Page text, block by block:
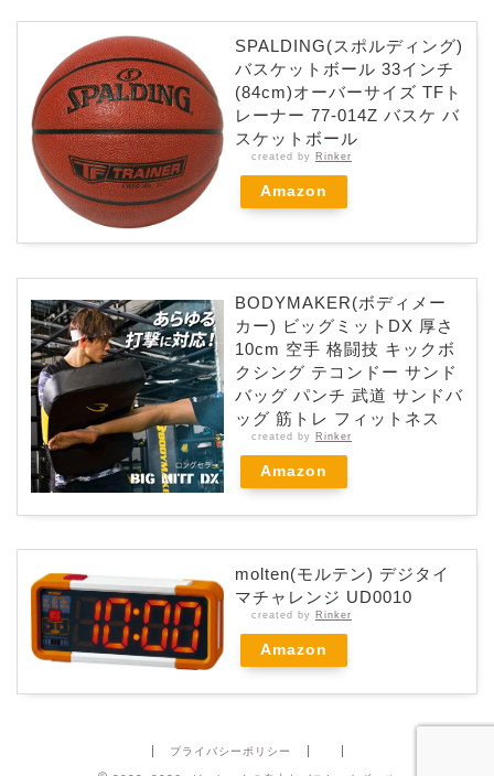
SPALDING(スポルディング)
バスケットボール 33インチ
(84cm)オーバーサイズ TFト
レーナー 77-014Z バスケ バ
スケットボール
created by Rinker
Amazon
BODYMAKER(ボディメー
カー) ビッグミットDX 厚さ
10cm 空手 格闘技 キックボ
クシング テコンドー サンド
バッグ パンチ 武道 サンドバ
ッグ 筋トレ フィットネス
created by Rinker
Amazon
molten(モルテン) デジタイ
マチャレンジ UD0010
created by Rinker
Amazon
プライバシーポリシー